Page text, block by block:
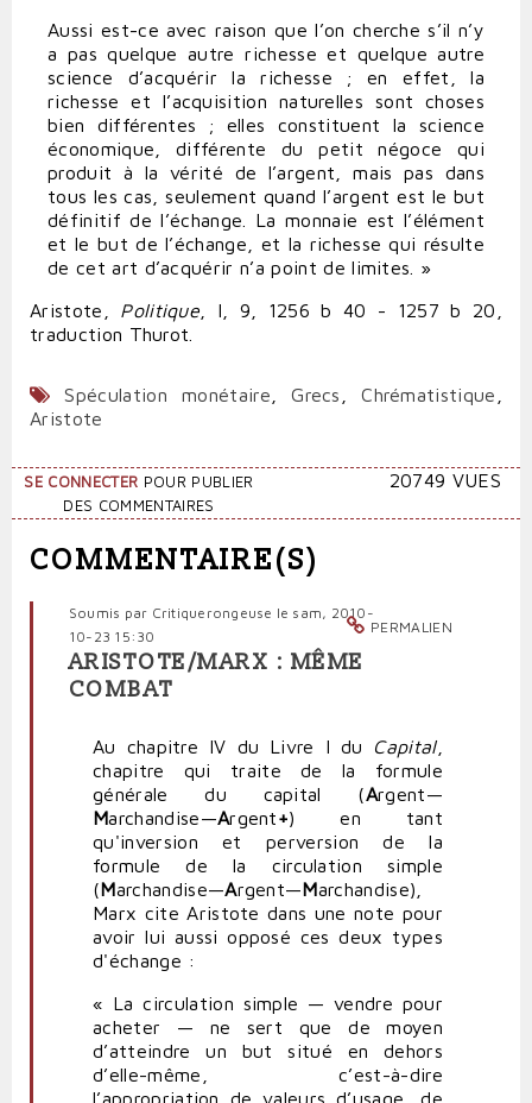
Aussi est-ce avec raison que l’on cherche s’il n’y
a pas quelque autre richesse et quelque autre
science d’acquérir la richesse ; en effet, la
richesse et l’acquisition naturelles sont choses
bien différentes ; elles constituent la science
économique, différente du petit négoce qui
produit à la vérité de l’argent, mais pas dans
tous les cas, seulement quand l’argent est le but
définitif de l’échange. La monnaie est l’élément
et le but de l’échange, et la richesse qui résulte
de cet art d’acquérir n’a point de limites. »
Aristote, Politique , I, 9, 1256 b 40 - 1257 b 20,
traduction Thurot.
Spéculation monétaire ,Grecs ,Chrématistique
Aristote
SE CONNECTER POUR PUBLIER
DES COMMENTAIRES
20749 VUES
COMMENTAIRE(S)
PERMALIEN
Soumis par Critiquerongeuse le sam, 2010-
10-23 15:30
ARISTOTE/MARX : MÊME
COMBAT
Au chapitre IV du Livre I du Capital,
chapitre qui traite de la formule
générale du capital (Argent—
Marchandise—Argent+) en tant
qu'inversion et perversion de la
formule de la circulation simple
(Marchandise—Argent—Marchandise),
Marx cite Aristote dans une note pour
avoir lui aussi opposé ces deux types
d'échange :
« La circulation simple — vendre pour
acheter — ne sert que de moyen
d’atteindre un but situé en dehors
d’elle-même, c’est-à-dire
l’appropriation de valeurs d’usage, de